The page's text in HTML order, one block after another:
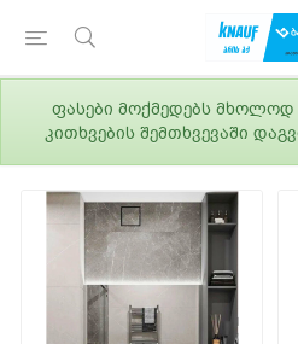
ფასები მოქმედებს მხოლოდ
კითხვების შემთხვევაში